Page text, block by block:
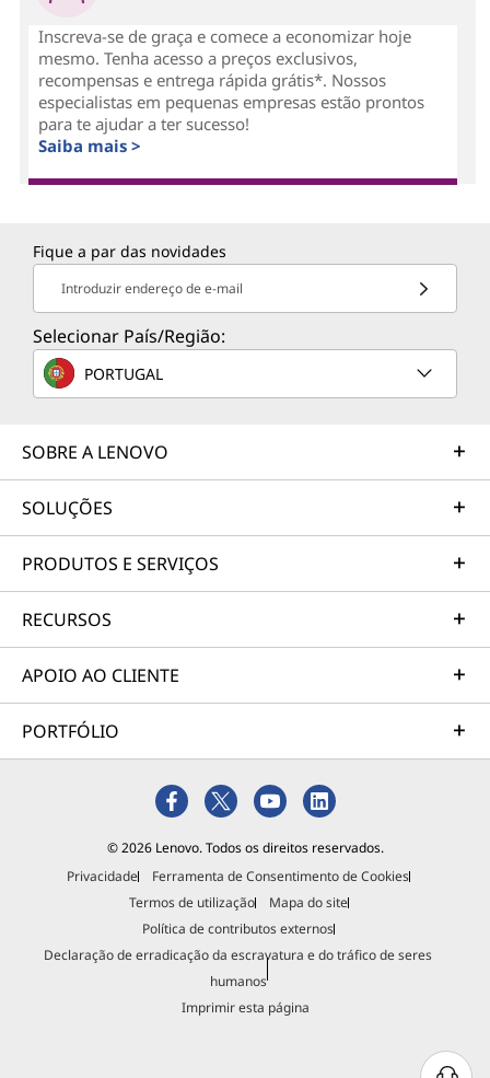
Inscreva-se de graça e comece a economizar hoje
mesmo. Tenha acesso a preços exclusivos,
recompensas e entrega rápida grátis*. Nossos
especialistas em pequenas empresas estão prontos
para te ajudar a ter sucesso!
Saiba mais >
Fique a par das novidades
Introduzir endereço de e-mail
Selecionar País/Região:
PORTUGAL
SOBRE A LENOVO
SOLUÇÕES
PRODUTOS E SERVIÇOS
RECURSOS
APOIO AO CLIENTE
PORTFÓLIO
© 2026 Lenovo. Todos os direitos reservados.
Privacidade
Ferramenta de Consentimento de Cookies
Termos de utilização
Mapa do site
Política de contributos externos
Declaração de erradicação da escravatura e do tráfico de seres
humanos
Imprimir esta página